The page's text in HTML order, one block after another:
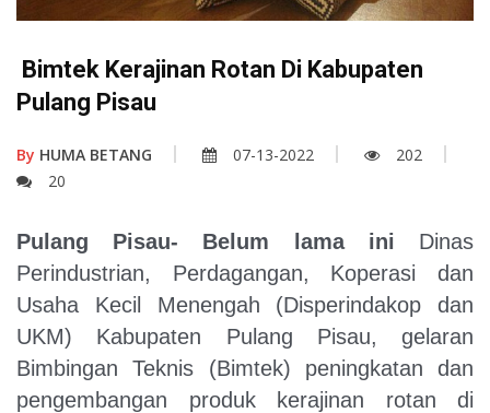
Bimtek Kerajinan Rotan Di Kabupaten
Pulang Pisau
By HUMA BETANG 07-13-2022
202
20
Pulang Pisau- Belum lama ini Dinas
Perindustrian, Perdagangan, Koperasi dan
Usaha Kecil Menengah (Disperindakop dan
UKM) Kabupaten Pulang Pisau, gelaran
Bimbingan Teknis (Bimtek) peningkatan dan
pengembangan produk kerajinan rotan di